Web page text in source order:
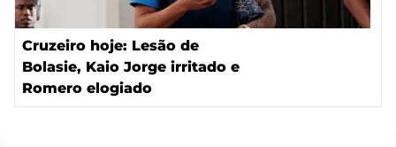
Cruzeiro hoje: Lesão de
Bolasie, Kaio Jorge irritado e
Romero elogiado